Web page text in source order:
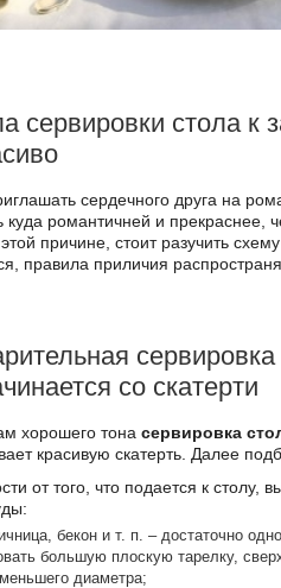
сервировки стола к
сердечного друга на
куда романтичней и прекраснее,
причине, стоит разучить
правила приличия
со скатерти
хорошего тона сервировка
красивую скатерть. Далее
от того, что подается к столу,
бекон и т. п. – достаточно
большую плоскую тарелку,
диаметра;